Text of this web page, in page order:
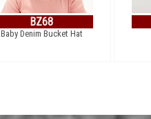
BZ68
Baby Denim Bucket Hat